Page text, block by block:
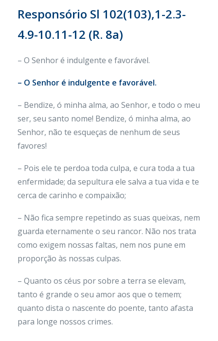
Responsório Sl 102(103),1-2.3-
4.9-10.11-12 (R. 8a)
– O Senhor é indulgente e favorável.
– O Senhor é indulgente e favorável.
– Bendize, ó minha alma, ao Senhor, e todo o meu
ser, seu santo nome! Bendize, ó minha alma, ao
Senhor, não te esqueças de nenhum de seus
favores!
– Pois ele te perdoa toda culpa, e cura toda a tua
enfermidade; da sepultura ele salva a tua vida e te
cerca de carinho e compaixão;
– Não fica sempre repetindo as suas queixas, nem
guarda eternamente o seu rancor. Não nos trata
como exigem nossas faltas, nem nos pune em
proporção às nossas culpas.
– Quanto os céus por sobre a terra se elevam,
tanto é grande o seu amor aos que o temem;
quanto dista o nascente do poente, tanto afasta
para longe nossos crimes.